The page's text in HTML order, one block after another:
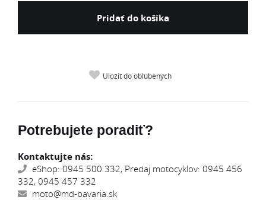
Pridať do košíka
Uložiť do obľúbených
Potrebujete poradiť?
Kontaktujte nás:
eShop: 0945 500 332, Predaj motocyklov: 0945 456
332, 0945 457 332
moto@md-bavaria.sk